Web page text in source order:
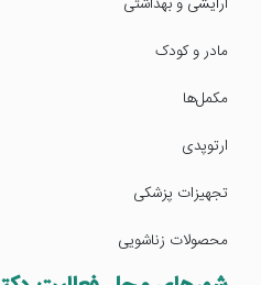
مادر و کودک
مکمل‌ها
ارتوپدی
تجهیزات پزشکی
محصولات زناشویی